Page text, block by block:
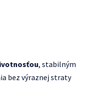
, stabilným
bez výraznej straty